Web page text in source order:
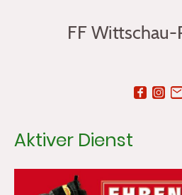
FF Wittschau-
Aktiver Dienst